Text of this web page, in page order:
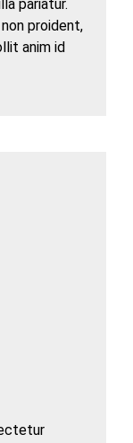
pariatur.
proident,
anim id